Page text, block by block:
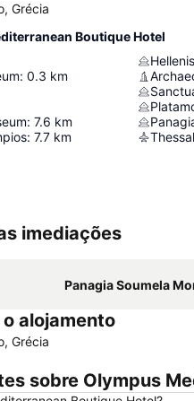
Grécia
Boutique Hotel
: 0.3 km
: 7.6 km
: 7.7 km
imediações
Panagia Soumela
alojamento
Grécia
sobre Olympus